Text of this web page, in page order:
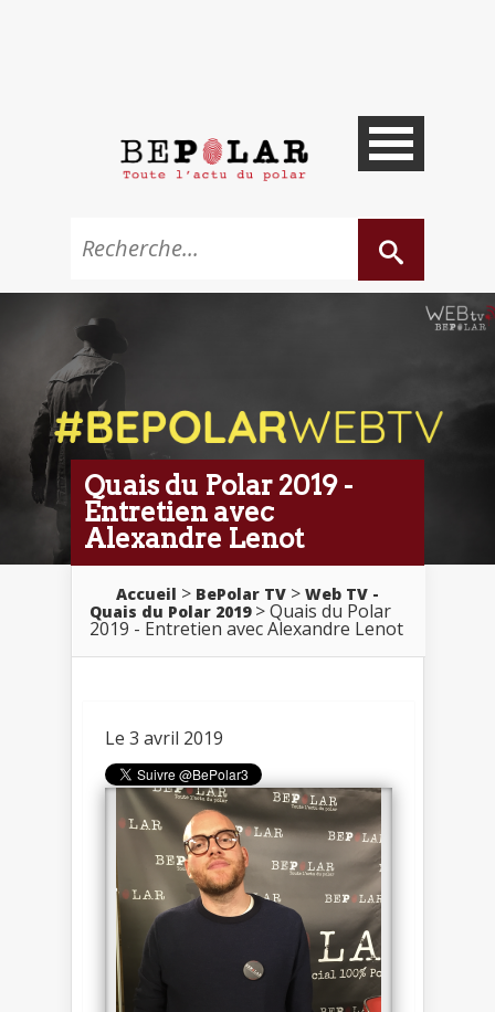
Quais du Polar 2019 -
Entretien avec
Alexandre Lenot
Accueil > BePolar TV > Web TV -
Quais du Polar 2019> Quais du Polar
2019 - Entretien avec Alexandre Lenot
Le 3 avril 2019